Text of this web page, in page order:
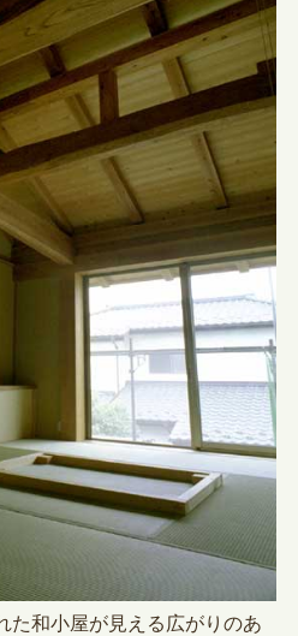
た和小屋が見える広がりのあ